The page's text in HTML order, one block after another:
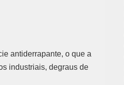
antiderrapante, o que a
industriais, degraus de